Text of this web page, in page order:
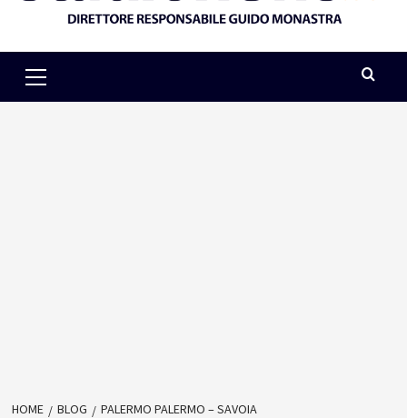
Menu
HOME BLOG PALERMO PALERMO – SAVOIA